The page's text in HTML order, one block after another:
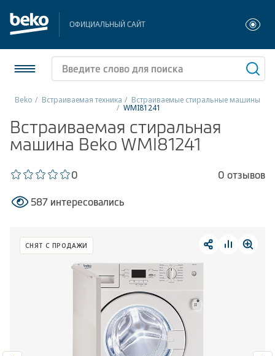
ОФИЦИАЛЬНЫЙ САЙТ
Холодильники и морозильники
Стиральные и сушильные машины
Посудомоечные машины
Плиты
Малая бытовая техника
Климатическая техника
Beko Встраиваемая техника Встраиваемые стиральные машины
WMI81241
Встраиваемая стиральная
машина Beko WMI81241
0 0 отзывов
587 интересовались
СНЯТ С ПРОДАЖИ